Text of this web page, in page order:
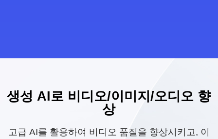
생성 AI로 비디오/이미지/오디오 향
상
고급 AI를 활용하여 비디오 품질을 향상시키고, 이
1PX 16PX
● 실제 세부 사항 추가